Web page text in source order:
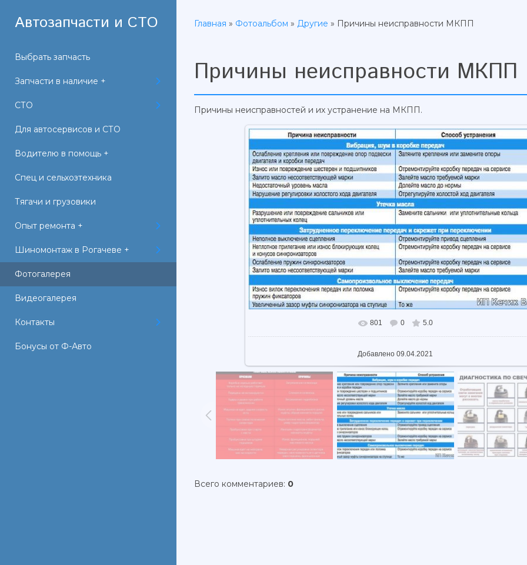
Автозапчасти и СТО
Выбрать запчасть
Запчасти в наличие +
СТО
Для автосервисов и СТО
Водителю в помощь +
Спец и сельхозтехника
Тягачи и грузовики
Опыт ремонта +
Шиномонтаж в Рогачеве +
Фотогалерея
Видеогалерея
Контакты
Бонусы от Ф-Авто
Главная » Фотоальбом » Другие » Причины неисправности МКПП
Причины неисправности МКПП
Причины неисправностей и их устранение на МКПП.
В реальном размере 650x402
801 0 5.0
Добавлено 09.04.2021
Всего комментариев: 0